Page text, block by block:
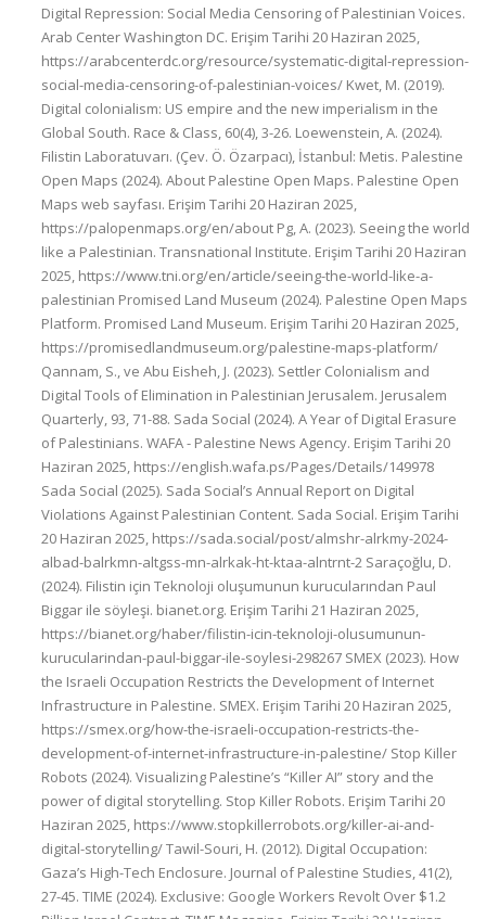
Digital Repression: Social Media Censoring of Palestinian Voices.
Arab Center Washington DC. Erişim Tarihi 20 Haziran 2025,
https://arabcenterdc.org/resource/systematic-digital-repression-
social-media-censoring-of-palestinian-voices/ Kwet, M. (2019).
Digital colonialism: US empire and the new imperialism in the
Global South. Race & Class, 60(4), 3-26. Loewenstein, A. (2024).
Filistin Laboratuvarı. (Çev. Ö. Özarpacı), İstanbul: Metis. Palestine
Open Maps (2024). About Palestine Open Maps. Palestine Open
Maps web sayfası. Erişim Tarihi 20 Haziran 2025,
https://palopenmaps.org/en/about Pg, A. (2023). Seeing the world
like a Palestinian. Transnational Institute. Erişim Tarihi 20 Haziran
2025, https://www.tni.org/en/article/seeing-the-world-like-a-
palestinian Promised Land Museum (2024). Palestine Open Maps
Platform. Promised Land Museum. Erişim Tarihi 20 Haziran 2025,
https://promisedlandmuseum.org/palestine-maps-platform/
Qannam, S., ve Abu Eisheh, J. (2023). Settler Colonialism and
Digital Tools of Elimination in Palestinian Jerusalem. Jerusalem
Quarterly, 93, 71-88. Sada Social (2024). A Year of Digital Erasure
of Palestinians. WAFA - Palestine News Agency. Erişim Tarihi 20
Haziran 2025, https://english.wafa.ps/Pages/Details/149978
Sada Social (2025). Sada Social’s Annual Report on Digital
Violations Against Palestinian Content. Sada Social. Erişim Tarihi
20 Haziran 2025, https://sada.social/post/almshr-alrkmy-2024-
albad-balrkmn-altgss-mn-alrkak-ht-ktaa-alntrnt-2 Saraçoğlu, D.
(2024). Filistin için Teknoloji oluşumunun kurucularından Paul
Biggar ile söyleşi. bianet.org. Erişim Tarihi 21 Haziran 2025,
https://bianet.org/haber/filistin-icin-teknoloji-olusumunun-
kurucularindan-paul-biggar-ile-soylesi-298267 SMEX (2023). How
the Israeli Occupation Restricts the Development of Internet
Infrastructure in Palestine. SMEX. Erişim Tarihi 20 Haziran 2025,
https://smex.org/how-the-israeli-occupation-restricts-the-
development-of-internet-infrastructure-in-palestine/ Stop Killer
Robots (2024). Visualizing Palestine’s “Killer AI” story and the
power of digital storytelling. Stop Killer Robots. Erişim Tarihi 20
Haziran 2025, https://www.stopkillerrobots.org/killer-ai-and-
digital-storytelling/ Tawil-Souri, H. (2012). Digital Occupation:
Gaza’s High-Tech Enclosure. Journal of Palestine Studies, 41(2),
27-45. TIME (2024). Exclusive: Google Workers Revolt Over $1.2